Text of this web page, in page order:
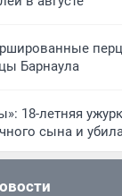
Барнаула
18-летняя
сына и